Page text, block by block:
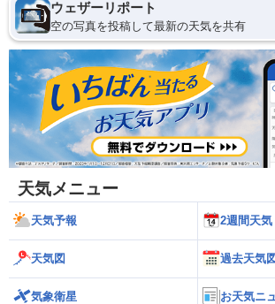
ウェザーリポート
空の写真を投稿して最新の天気を共有
天気メニュー
天気予報 2週間天気
天気図 過去天気図
気象衛星 お天気ニ